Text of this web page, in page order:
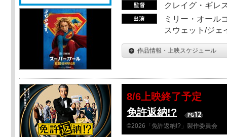
クレイグ・ギレ
ミリー・オール
スウェット/ジェ
作品情報・上映スケジュール
8/6上映終了予定
免許返納!?
©2026「免許返納!?」製作委員会